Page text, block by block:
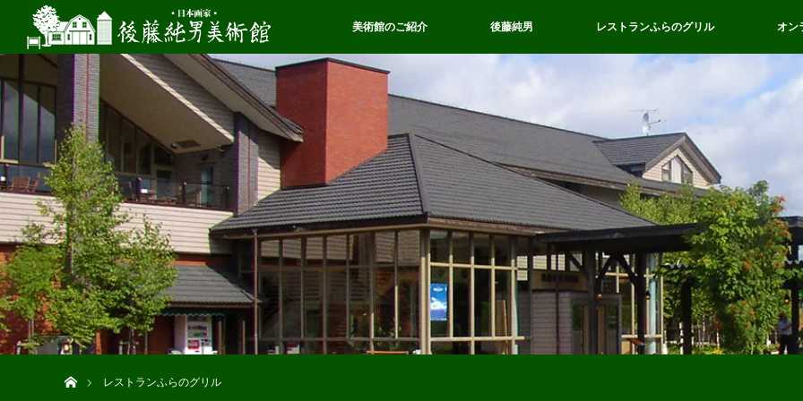
美術館のご紹介 後藤純男 レストランふらのグリル オン
レストランふらのグリル